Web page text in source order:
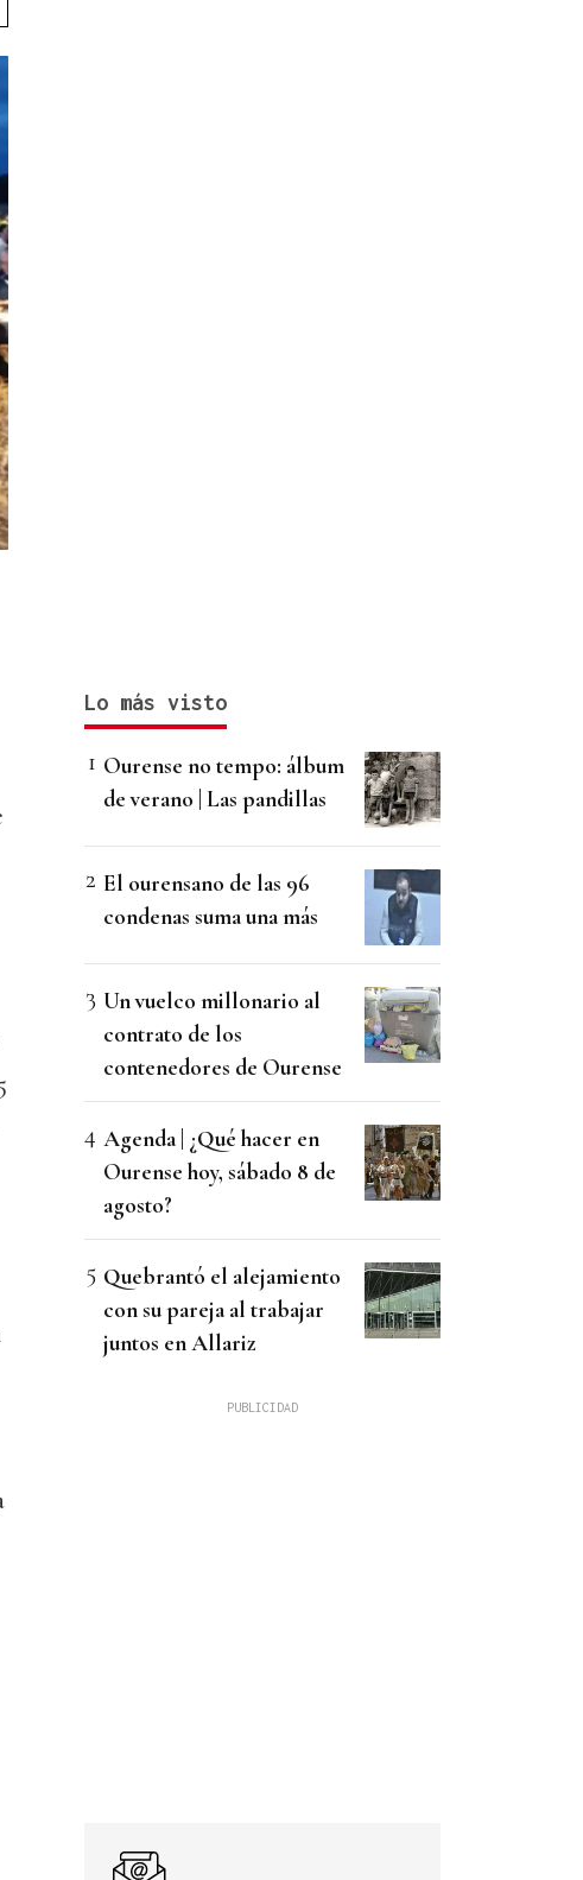
Lo más visto
Ourense no tempo: álbum
de verano | Las pandillas
El ourensano de las 96
condenas suma una más
Un vuelco millonario al
contrato de los
contenedores de Ourense
Agenda | ¿Qué hacer en
Ourense hoy, sábado 8 de
agosto?
Quebrantó el alejamiento
con su pareja al trabajar
juntos en Allariz